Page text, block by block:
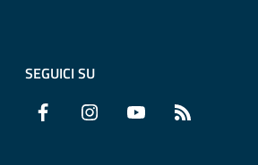
SEGUICI SU
Facebook Instagram YouTube